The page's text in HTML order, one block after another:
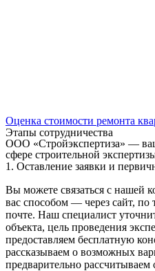
Оценка стоимости ремонта
Этапы сотрудничества
ООО «Стройэкспертиза» —
сфере строительной
1. Оставление заявки и
Вы можете связаться с нашей
вас способом — через сайт,
почте. Наш специалист
объекта, цель проведения
предоставляем бесплатную
рассказываем о возможных
предварительно рассчитываем